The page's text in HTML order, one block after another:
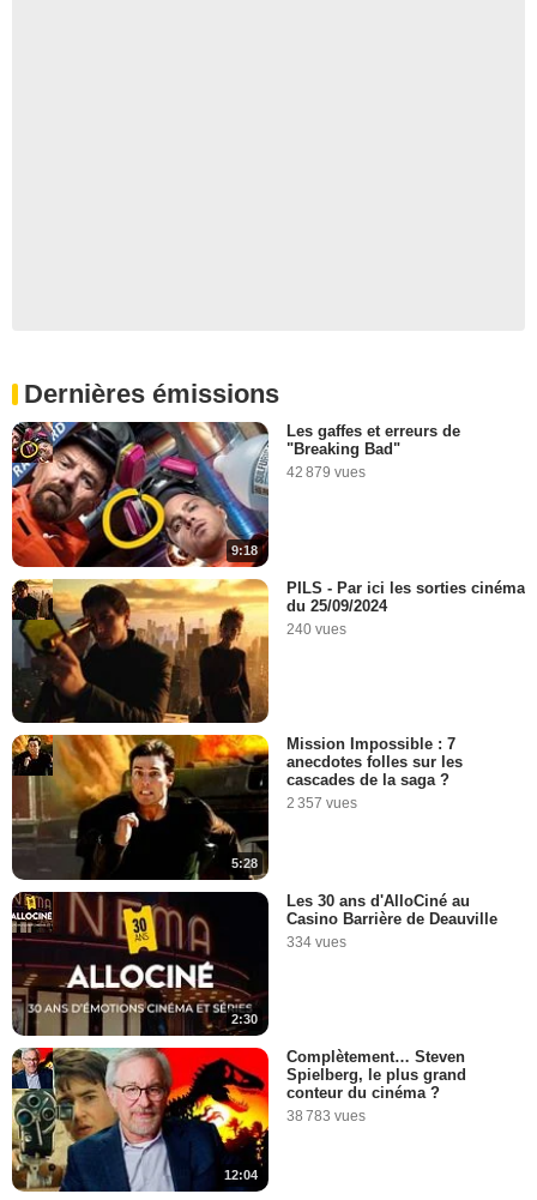
Dernières émissions
9:18
Les gaffes et erreurs de
"Breaking Bad"
42 879 vues
PILS - Par ici les sorties cinéma
du 25/09/2024
240 vues
5:28
Mission Impossible : 7
anecdotes folles sur les
cascades de la saga ?
2 357 vues
2:30
Les 30 ans d'AlloCiné au
Casino Barrière de Deauville
334 vues
12:04
Complètement… Steven
Spielberg, le plus grand
conteur du cinéma ?
38 783 vues